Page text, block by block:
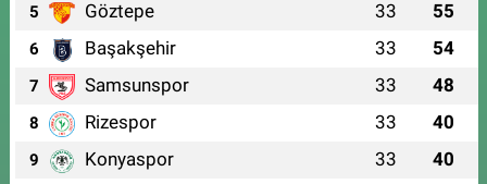
5 Göztepe 33 55
6 Başakşehir 33 54
7 Samsunspor 33 48
8 Rizespor 33 40
9 Konyaspor 33 40